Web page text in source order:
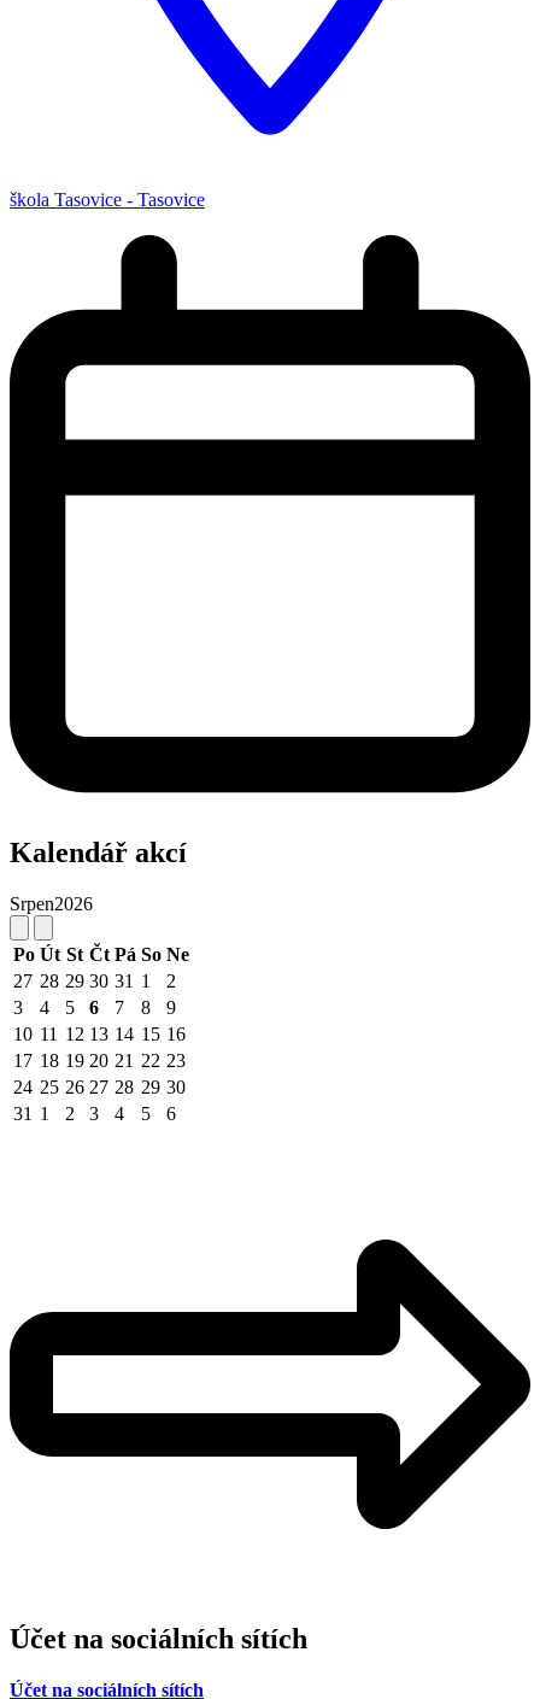
škola Tasovice - Tasovice
Kalendář akcí
Srpen2026
Po Út St Čt Pá So Ne
27 28 29 30 31 1
2
3
4 5 6 7 8
9
10 11 12 13 14 15 16
17 18 19 20 21 22 23
24 25 26 27 28 29 30
31 1 2 3 4 5 6
Účet na sociálních sítích
Účet na sociálních sítích